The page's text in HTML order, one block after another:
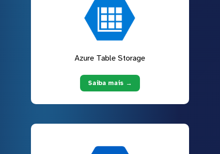
Azure Table Storage
Saiba mais →